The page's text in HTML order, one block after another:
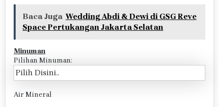
Baca Juga Wedding Abdi & Dewi di GSG Reve
Space Pertukangan Jakarta Selatan
Minuman
Pilihan Minuman:
Air Mineral